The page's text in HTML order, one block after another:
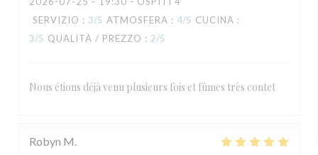
SERVIZIO : 3/5 ATMOSFERA : 4/5 CUCINA :
3/5 QUALITÀ / PREZZO : 2/5
Nous étions déjà venu plusieurs fois et fûmes très contet
Robyn M